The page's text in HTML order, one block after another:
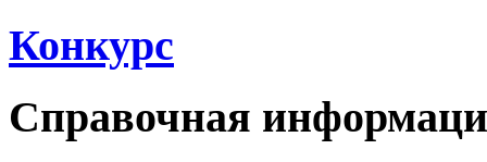
Конкурс
Справочная